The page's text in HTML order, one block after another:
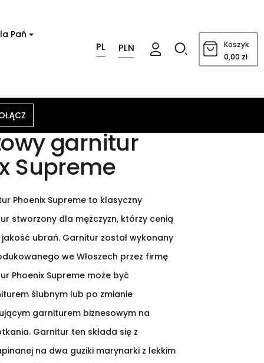
Pań
PL PLN Koszyk
0,00 zł
garnitur
Supreme
Phoenix Supreme to klasyczny
stworzony dla mężczyzn, którzy cenią
ubrań. Garnitur został wykonany
we Włoszech przez firmę
Phoenix Supreme może być
ślubnym lub po zmianie
garniturem biznesowym na
Garnitur ten składa się z
na dwa guziki marynarki z lekkim